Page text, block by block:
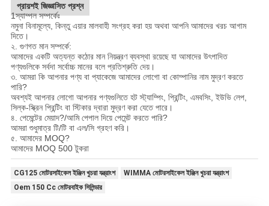
প্রায়শই জিজ্ঞাসিত প্রশ্ন
1স্যাম্পল সম্পর্কেঃ
নমুনা বিনামূল্যে, কিন্তু এয়ার মালবাহী সংগ্রহ করা হয় অথবা আপনি আমাদের খরচ আগাম
দিতে।
২. গুণগত মান সম্পর্কে:
আমাদের একটি অত্যন্ত কঠোর মান নিয়ন্ত্রণ ব্যবস্থা রয়েছে যা আমাদের উৎপাদিত
পণ্যগুলিকে সর্বদা সর্বোচ্চ মানের বলে প্রতিশ্রুতি দেয়।
৩. আমরা কি আপনার পণ্য বা প্যাকেজে আমাদের লোগো বা কোম্পানির নাম মুদ্রণ করতে
পারি?
অবশ্যই আপনার লোগো আপনার পণ্যগুলিতে হট স্ট্যাম্পিং, প্রিন্টিং, এমবসিং, ইউভি লেপ,
সিল্ক-স্ক্রিন প্রিন্টিং বা স্টিকার দ্বারা মুদ্রণ করা যেতে পারে।
৪. পেমেন্টের মেয়াদ?/আমি পেপাল দিয়ে পেমেন্ট করতে পারি?
আমরা শুধুমাত্র টি/টি বা এল/সি গ্রহণ করি।
৫. আমাদের MOQ?
আমাদের MOQ 500 টুকরা
CG125 মোটরসাইকেল ইঞ্জিন খুচরা যন্ত্রাংশ
WIMMA মোটরসাইকেল ইঞ্জিন খুচরা যন্ত্রাংশ
Oem 150 Cc মোটরবাইক সিলিন্ডার